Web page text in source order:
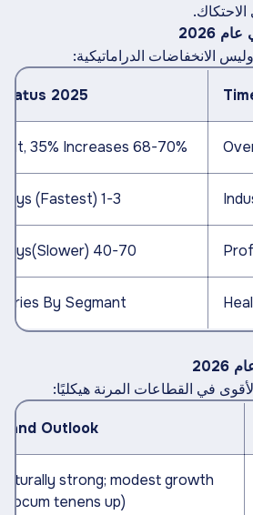
الانخفاضات الدراماتيكية:
2025 Status
68-70% Flat, 35% Increases
1-3 Days (Fastest)
40-70 Days(Slower)
Varies By Segmant
في القطاعات المرنة هيكليًا:
Outlook
strong; modest growth
locum tenens up)